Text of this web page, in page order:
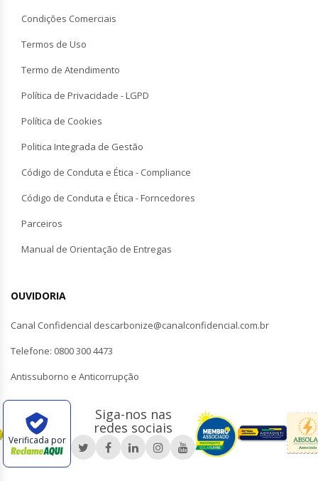
Condições Comerciais
Termos de Uso
Termo de Atendimento
Política de Privacidade - LGPD
Política de Cookies
Politica Integrada de Gestão
Código de Conduta e Ética - Compliance
Código de Conduta e Ética - Forncedores
Parceiros
Manual de Orientação de Entregas
OUVIDORIA
Canal Confidencial descarbonize@canalconfidencial.com.br
Telefone: 0800 300 4473
Antissuborno e Anticorrupção
Verificada por
Siga-nos nas
redes sociais